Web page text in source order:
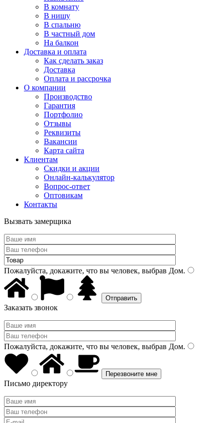
В комнату
В нишу
В спальню
В частный дом
На балкон
Доставка и оплата
Как сделать заказ
Доставка
Оплата и рассрочка
О компании
Производство
Гарантия
Портфолио
Отзывы
Реквизиты
Вакансии
Карта сайта
Клиентам
Скидки и акции
Онлайн-калькулятор
Вопрос-ответ
Оптовикам
Контакты
Вызвать замерщика
Пожалуйста, докажите, что вы человек, выбрав Дом.
Заказать звонок
Пожалуйста, докажите, что вы человек, выбрав Дом.
Письмо директору